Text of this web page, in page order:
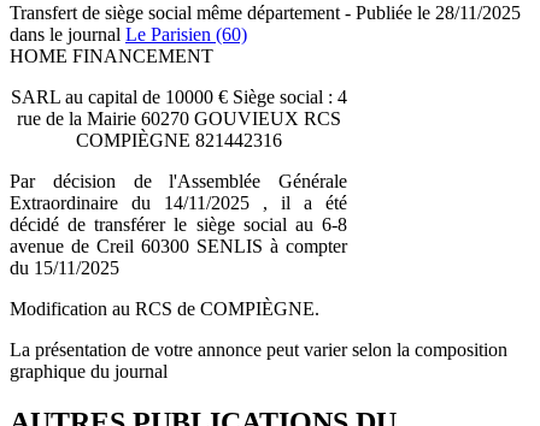
Transfert de siège social même département - Publiée le 28/11/2025
dans le journal Le Parisien (60)
HOME FINANCEMENT
SARL au capital de 10000 € Siège social : 4
rue de la Mairie 60270 GOUVIEUX RCS
COMPIÈGNE 821442316
Par décision de l'Assemblée Générale
Extraordinaire du 14/11/2025 , il a été
décidé de transférer le siège social au 6-8
avenue de Creil 60300 SENLIS à compter
du 15/11/2025
Modification au RCS de COMPIÈGNE.
La présentation de votre annonce peut varier selon la composition
graphique du journal